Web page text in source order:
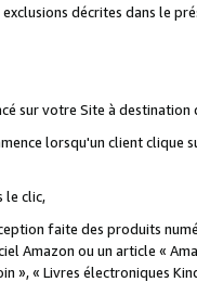
exclusions décrites dans le
sur votre Site à destination
lorsqu'un client
le clic,
faite des produits
Amazon ou un article «
», « Livres électroniques